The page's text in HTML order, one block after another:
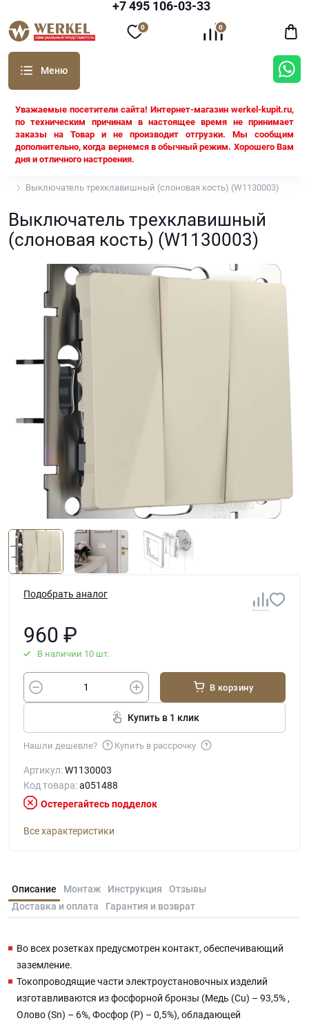
+7 495 106-03-33
Уважаемые посетители сайта! Интернет-магазин werkel-kupit.ru,
по техническим причинам в настоящее время не принимает
заказы на Товар и не производит отгрузки. Мы сообщим
дополнительно, когда вернемся в обычный режим. Хорошего Вам
дня и отличного настроения.
0 0
Выключатель трехклавишный (слоновая кость) (W1130003)
Выключатель трехклавишный
(слоновая кость) (W1130003)
Подобрать аналог
960 ₽
В наличии 10 шт.
В корзину
Купить в 1 клик
Нашли дешевле? Купить в рассрочку
Артикул:W1130003
Код товара:a051488
Остерегайтесь подделок
Все характеристики
Описание Монтаж Инструкция
Отзывы
Доставка и оплата
Гарантия и возврат
Во всех розетках предусмотрен контакт, обеспечивающий
заземление.
Токопроводящие части электроустановочных изделий
изготавливаются из фосфорной бронзы (Медь (Cu) – 93,5% ,
Олово (Sn) – 6%, Фосфор (P) – 0,5%), обладающей